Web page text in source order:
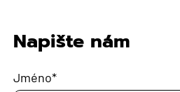
Napište nám
Jméno